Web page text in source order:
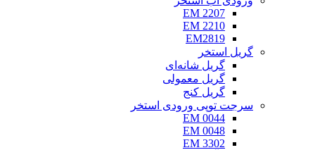
EM 2207
EM 2210
EM2819
گریل استخر
گریل شانه‌ای
گریل معمولی
گریل کنج
سرجت توپی ورودی استخر
EM 0044
EM 0048
EM 3302